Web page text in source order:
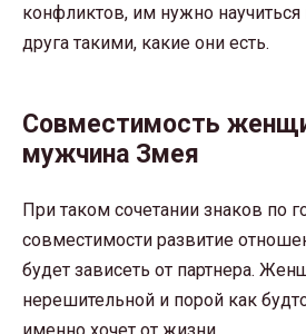
конфликтов, им нужно научиться
друга такими, какие они есть.
Совместимость
мужчина Змея
При таком сочетании знаков по
совместимости развитие
будет зависеть от партнера.
нерешительной и порой как
именно хочет от жизни.